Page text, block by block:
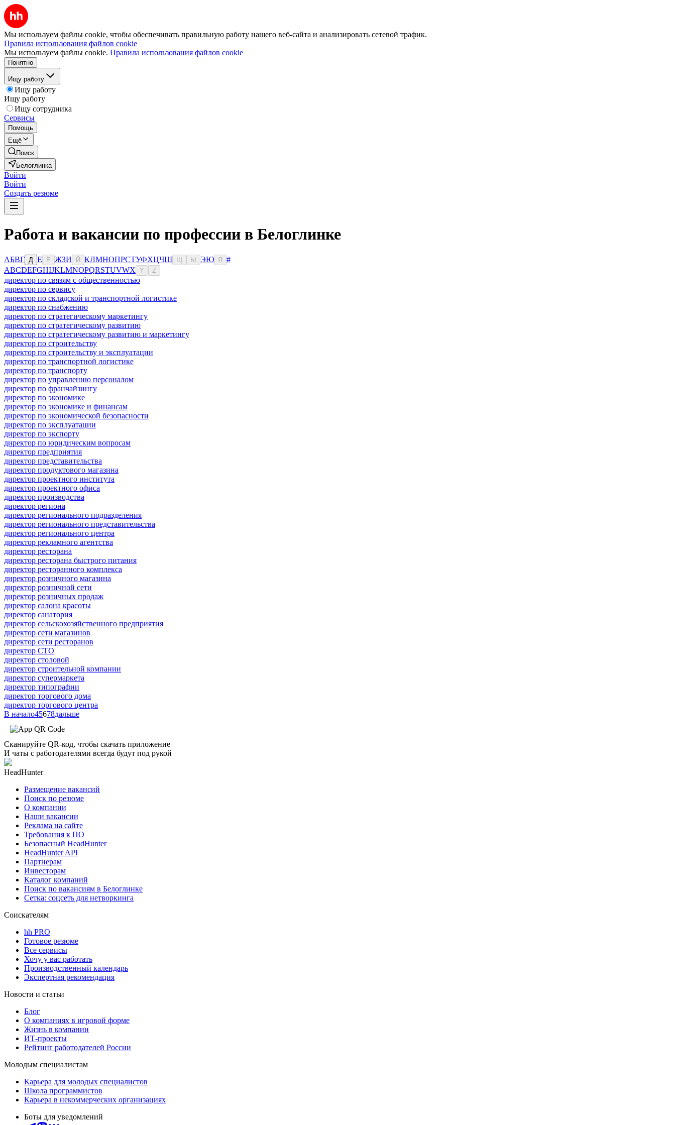
Мы используем файлы cookie, чтобы обеспечивать правильную работу нашего веб-сайта и анализировать сетевой трафик.
Правила использования файлов cookie
Мы используем файлы cookie. Правила использования файлов cookie
Понятно
Ищу работу
Ищу работу
Ищу работу
Ищу сотрудника
Сервисы
Помощь
Ещё
Поиск
Белоглинка
Войти
Войти
Создать резюме
Работа и вакансии по профессии в Белоглинке
АБВГ Д Е Ё ЖЗИ Й КЛМНОПРСТУФХЦЧШ Ы ЭЮ Я
#
ABCDEFGHIJKLMNOPQRSTUVWX Y Z
директор по связям с общественностью
директор по сервису
директор по складской и транспортной логистике
директор по снабжению
директор по стратегическому маркетингу
директор по стратегическому развитию
директор по стратегическому развитию и маркетингу
директор по строительству
директор по строительству и эксплуатации
директор по транспортной логистике
директор по транспорту
директор по управлению персоналом
директор по франчайзингу
директор по экономике
директор по экономике и финансам
директор по экономической безопасности
директор по эксплуатации
директор по экспорту
директор по юридическим вопросам
директор предприятия
директор представительства
директор продуктового магазина
директор проектного института
директор проектного офиса
директор производства
директор региона
директор регионального подразделения
директор регионального представительства
директор регионального центра
директор рекламного агентства
директор ресторана
директор ресторана быстрого питания
директор ресторанного комплекса
директор розничного магазина
директор розничной сети
директор розничных продаж
директор салона красоты
директор санатория
директор сельскохозяйственного предприятия
директор сети магазинов
директор сети ресторанов
директор СТО
директор столовой
директор строительной компании
директор супермаркета
директор типографии
директор торгового дома
директор торгового центра
В начало45678дальше
Сканируйте QR-код, чтобы скачать приложение
И чаты с работодателями всегда будут под рукой
HeadHunter
Размещение вакансий
Поиск по резюме
О компании
Наши вакансии
Реклама на сайте
Требования к ПО
Безопасный HeadHunter
HeadHunter API
Партнерам
Инвесторам
Каталог компаний
Поиск по вакансиям в Белоглинке
Сетка: соцсеть для нетворкинга
Соискателям
hh PRO
Готовое резюме
Все сервисы
Хочу у вас работать
Производственный календарь
Экспертная рекомендация
Новости и статьи
Блог
О компаниях в игровой форме
Жизнь в компании
ИТ-проекты
Рейтинг работодателей России
Молодым специалистам
Карьера для молодых специалистов
Школа программистов
Карьера в некоммерческих организациях
Боты для уведомлений